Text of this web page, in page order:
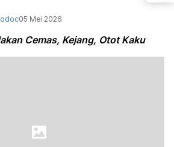
05 Mei 2026
Cemas, Kejang, Otot Kaku